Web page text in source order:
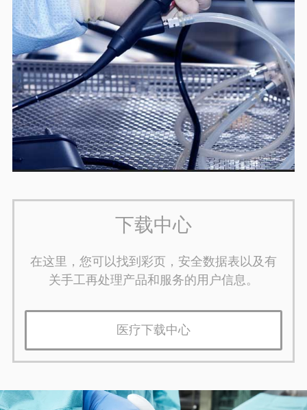
下载中心
在这里，您可以找到彩页，安全数据表以及有
关手工再处理产品和服务的用户信息。
医疗下载中心